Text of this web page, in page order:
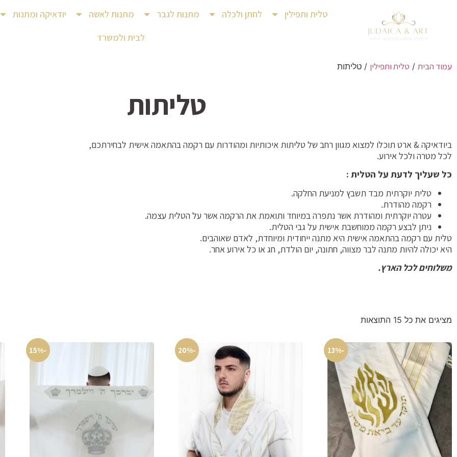
טלית ותפילין לחתן ולכלה מתנות לגבר מתנות לאשה
יודאיקה ומתנות
לבית ולמשרד
עמוד הבית / טלית ותפילין / טליתות
טליתות
ביודאיקה & ארט תוכלו למצוא מגוון רחב של טליתות איכותיות ומהודרות עם רקמה בהתאמה אישית לבחירתכם,
לכל מטרה ולכל אירוע.
כל שעליך לדעת על הטלית :
טלית יוקרתית מבד תשבץ למניעת החלקה.
רקמה מהודרת.
עטרה יוקרתית ומהודרת אשר נתפרה במיוחד ותואמת את הרקמה אשר על הטלית עצמה.
ניתן לבצע רקמה ממוחשבת אישית על גבי הטלית.
טלית עם רקמה בהתאמה אישית היא מתנה ייחודית ומיוחדת, לאדם שאוהבים.
היא יכולה להיות מתנה לבר מצווה, חתונה, יום הולדת, חג או כל אירוע אחר.
משלוחים לכל הארץ.
מציגים את כל ⁦15⁩ התוצאות
-13%
-20%
-15%